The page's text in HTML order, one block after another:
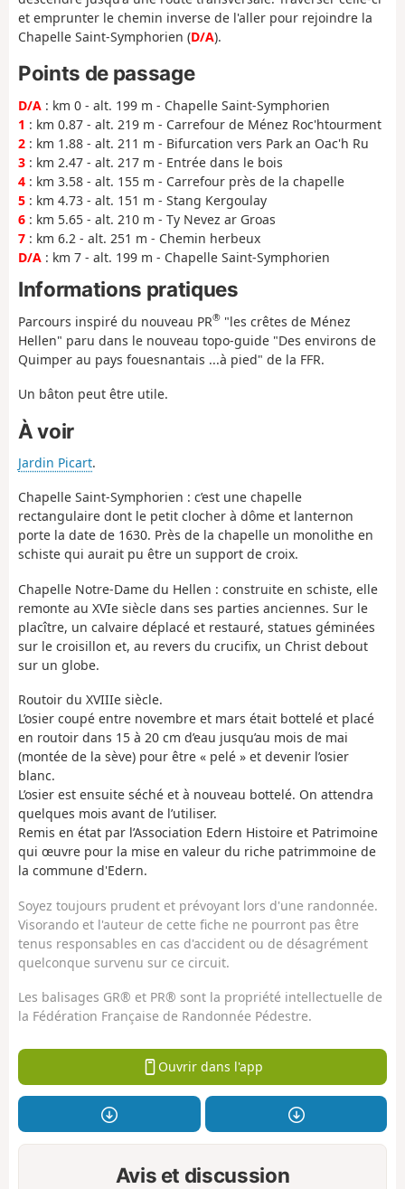
et emprunter le chemin inverse de l'aller pour rejoindre la
Chapelle Saint-Symphorien (D/A).
Points de passage
D/A : km 0 - alt. 199 m - Chapelle Saint-Symphorien
1 : km 0.87 - alt. 219 m - Carrefour de Ménez Roc'htourment
2 : km 1.88 - alt. 211 m - Bifurcation vers Park an Oac'h Ru
3 : km 2.47 - alt. 217 m - Entrée dans le bois
4 : km 3.58 - alt. 155 m - Carrefour près de la chapelle
5 : km 4.73 - alt. 151 m - Stang Kergoulay
6 : km 5.65 - alt. 210 m - Ty Nevez ar Groas
7 : km 6.2 - alt. 251 m - Chemin herbeux
D/A : km 7 - alt. 199 m - Chapelle Saint-Symphorien
Informations pratiques
Parcours inspiré du nouveau PR® "les crêtes de Ménez
Hellen" paru dans le nouveau topo-guide "Des environs de
Quimper au pays fouesnantais ...à pied" de la FFR.
Un bâton peut être utile.
À voir
Jardin Picart.
Chapelle Saint-Symphorien : c’est une chapelle
rectangulaire dont le petit clocher à dôme et lanternon
porte la date de 1630. Près de la chapelle un monolithe en
schiste qui aurait pu être un support de croix.
Chapelle Notre-Dame du Hellen : construite en schiste, elle
remonte au XVIe siècle dans ses parties anciennes. Sur le
placître, un calvaire déplacé et restauré, statues géminées
sur le croisillon et, au revers du crucifix, un Christ debout
sur un globe.
Routoir du XVIIIe siècle.
L’osier coupé entre novembre et mars était bottelé et placé
en routoir dans 15 à 20 cm d’eau jusqu’au mois de mai
(montée de la sève) pour être « pelé » et devenir l’osier
blanc.
L’osier est ensuite séché et à nouveau bottelé. On attendra
quelques mois avant de l’utiliser.
Remis en état par l’Association Edern Histoire et Patrimoine
qui œuvre pour la mise en valeur du riche patrimmoine de
la commune d'Edern.
Soyez toujours prudent et prévoyant lors d'une randonnée.
Visorando et l'auteur de cette fiche ne pourront pas être
tenus responsables en cas d'accident ou de désagrément
quelconque survenu sur ce circuit.
Les balisages GR® et PR® sont la propriété intellectuelle de
la Fédération Française de Randonnée Pédestre.
Ouvrir dans l'app
Avis et discussion